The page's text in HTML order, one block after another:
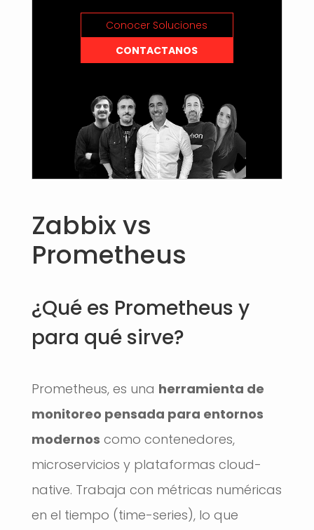
Conocer Soluciones
CONTACTANOS
Zabbix vs
Prometheus
¿Qué es Prometheus y
para qué sirve?
Prometheus, es una herramienta de
monitoreo pensada para entornos
modernos como contenedores,
microservicios y plataformas cloud-
native. Trabaja con métricas numéricas
en el tiempo (time-series), lo que